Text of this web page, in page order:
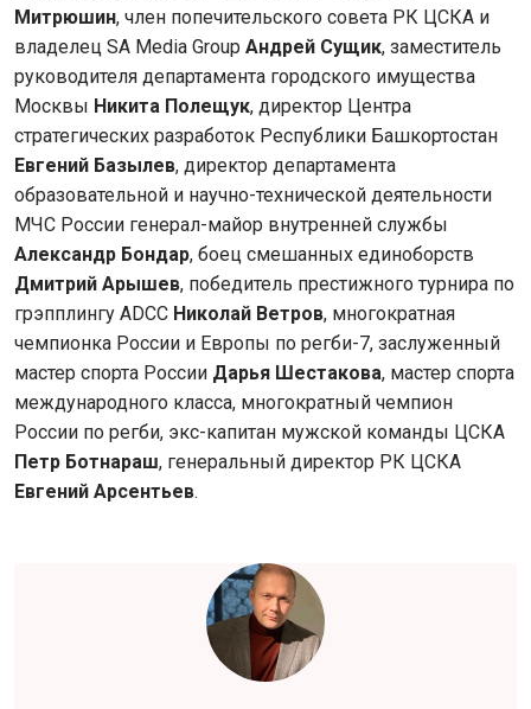
Митрюшин, член попечительского совета РК ЦСКА и
владелец SA Media Group Андрей Сущик, заместитель
руководителя департамента городского имущества
Москвы Никита Полещук, директор Центра
стратегических разработок Республики Башкортостан
Евгений Базылев, директор департамента
образовательной и научно-технической деятельности
МЧС России генерал-майор внутренней службы
Александр Бондар, боец смешанных единоборств
Дмитрий Арышев, победитель престижного турнира по
грэпплингу ADCC Николай Ветров, многократная
чемпионка России и Европы по регби-7, заслуженный
мастер спорта России Дарья Шестакова, мастер спорта
международного класса, многократный чемпион
России по регби, экс-капитан мужской команды ЦСКА
Петр Ботнараш, генеральный директор РК ЦСКА
Евгений Арсентьев.